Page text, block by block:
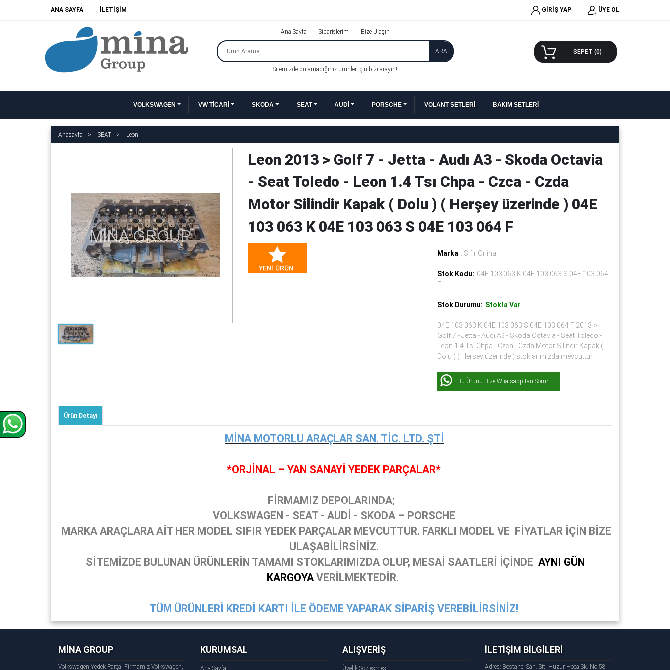
ANA SAYFA İLETİŞİM GİRİŞ YAP ÜYE OL
Ana Sayfa Siparişlerim Bize Ulaşın
ARA
Sitemizde bulamadığınız ürünler için bizi arayın!
SEPET (0)
VOLKSWAGEN VW TİCARİ SKODA SEAT AUDİ PORSCHE VOLANT SETLERİ BAKIM SETLERİ
Anasayfa SEAT Leon
Leon 2013 > Golf 7 - Jetta - Audı A3 - Skoda Octavia
- Seat Toledo - Leon 1.4 Tsı Chpa - Czca - Czda
Motor Silindir Kapak ( Dolu ) ( Herşey üzerinde ) 04E
103 063 K 04E 103 063 S 04E 103 064 F
Marka : Sıfır Orjinal
Stok Kodu: 04E 103 063 K 04E 103 063 S 04E 103 064
F
Stok Durumu: Stokta Var
04E 103 063 K 04E 103 063 S 04E 103 064 F 2013 >
Golf 7 - Jetta - Audı A3 - Skoda Octavia - Seat Toledo -
Leon 1.4 Tsı Chpa - Czca - Czda Motor Silindir Kapak (
Dolu ) ( Herşey üzerinde ) stoklarımızda mevcuttur.
Bu Ürünü Bize Whatsapp'tan Sorun
Ürün Detayı
MİNA MOTORLU ARAÇLAR SAN. TİC. LTD. ŞTİ
*ORJİNAL – YAN SANAYİ YEDEK PARÇALAR*
FİRMAMIZ DEPOLARINDA;
VOLKSWAGEN - SEAT - AUDİ - SKODA – PORSCHE
MARKA ARAÇLARA AİT HER MODEL SIFIR YEDEK PARÇALAR MEVCUTTUR. FARKLI MODEL VE FİYATLAR İÇİN BİZE
ULAŞABİLİRSİNİZ.
SİTEMİZDE BULUNAN ÜRÜNLERİN TAMAMI STOKLARIMIZDA OLUP, MESAİ SAATLERİ İÇİNDE AYNI GÜN
KARGOYA VERİLMEKTEDİR.
TÜM ÜRÜNLERİ KREDİ KARTI İLE ÖDEME YAPARAK SİPARİŞ VEREBİLİRSİNİZ!
MİNA GROUP
Volkswagen Yedek Parça: Firmamız Volkswagen,
KURUMSAL
Ana Sayfa
ALIŞVERİŞ
Üyelik Sözleşmesi
İLETİŞİM BİLGİLERİ
Adres: Bostancı San. Sit. Huzur Hoca Sk. No:58